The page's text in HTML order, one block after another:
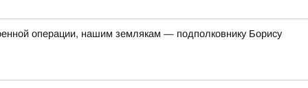
операции, нашим землякам — подполковнику Борису